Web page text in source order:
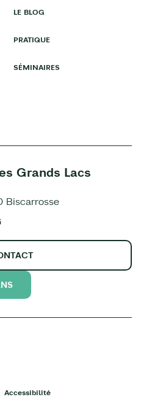
LE BLOG
PRATIQUE
SÉMINAIRES
Grands Lacs
Biscarrosse
Accessibilité